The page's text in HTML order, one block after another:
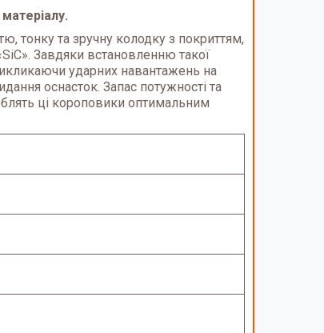
тонку та зручну колодку з покриттям,
Завдяки встановленню такої
ударних навантажень на
оснасток. Запас потужності та
ці короповики оптимальним